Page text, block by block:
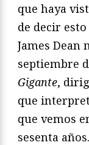
que haya
de decir
James Dean
septiembre
Gigante,
que
que vemos
sesenta